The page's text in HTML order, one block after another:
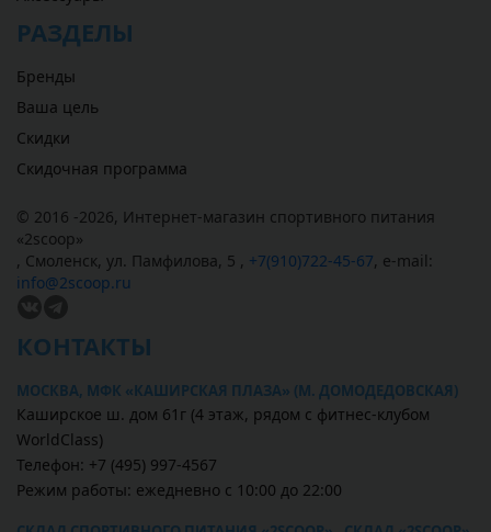
РАЗДЕЛЫ
Бренды
Ваша цель
Скидки
Скидочная программа
© 2016 -2026, Интернет-магазин спортивного питания
«2scoop»
, Смоленск, ул. Памфилова, 5 , +7(910)722-45-67, e-mail:
info@2scoop.ru
КОНТАКТЫ
МОСКВА, МФК «КАШИРСКАЯ ПЛАЗА» (М. ДОМОДЕДОВСКАЯ)
Каширское ш. дом 61г (4 этаж, рядом с фитнес-клубом
WorldClass)
Телефон: +7 (495) 997-4567
Режим работы: ежедневно с 10:00 до 22:00